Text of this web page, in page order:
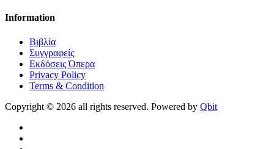
Information
Βιβλία
Συγγραφείς
Εκδόσεις Όπερα
Privacy Policy
Terms & Condition
Copyright © 2026 all rights reserved. Powered by Qbit